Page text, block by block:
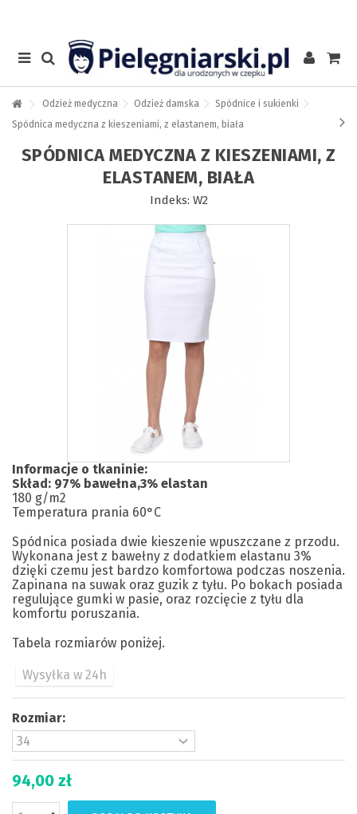
Odzież medyczna Odzież damska
Spódnice i sukienki
Spódnica medyczna z kieszeniami, z elastanem, biała
SPÓDNICA MEDYCZNA Z KIESZENIAMI, Z
ELASTANEM, BIAŁA
Indeks: W2
Informacje o tkaninie:
Skład: 97% bawełna,3% elastan
180 g/m2
Temperatura prania 60°C
Spódnica posiada dwie kieszenie wpuszczane z przodu.
Wykonana jest z bawełny z dodatkiem elastanu 3%
dzięki czemu jest bardzo komfortowa podczas noszenia.
Zapinana na suwak oraz guzik z tyłu. Po bokach posiada
regulujące gumki w pasie, oraz rozcięcie z tyłu dla
komfortu poruszania.
Tabela rozmiarów poniżej.
Wysyłka w 24h
Rozmiar:
94,00 zł